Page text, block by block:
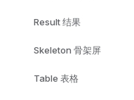
Result 结果
Skeleton 骨架屏
Table 表格
API
Attributes
属性名